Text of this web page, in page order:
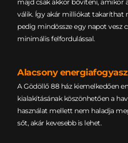
majd csak akkor bővíteni, amikor
válik. Így akár milliókat takaríthat
pedig mindössze egy napot vesz
minimális felfordulással.
Alacsony
A Gödöllő 88 ház kiemelkedően
kialakításának köszönhetően a
használat mellett nem haladja
sőt, akár kevesebb is lehet.